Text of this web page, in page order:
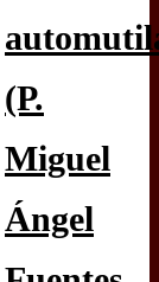
(P.
Miguel
Ángel